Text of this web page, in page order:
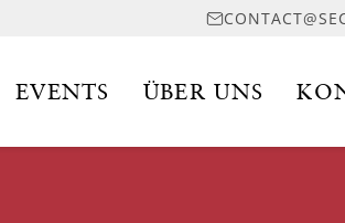
EVENTS ÜBER UNS